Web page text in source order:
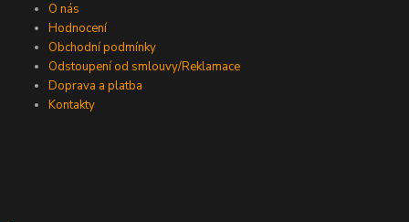
O nás
Hodnocení
Obchodní podmínky
Odstoupení od smlouvy/Reklamace
Doprava a platba
Kontakty